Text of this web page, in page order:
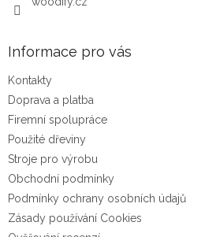
Informace pro vás
Kontakty
Doprava a platba
Firemní spolupráce
Použité dřeviny
Stroje pro výrobu
Obchodní podmínky
Podmínky ochrany osobních údajů
Zásady používání Cookies